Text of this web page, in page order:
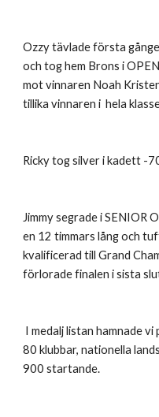
Ozzy tävlade första
och tog hem Brons i
mot vinnaren Noah
tillika vinnaren i hela
Ricky tog silver i kadett -
Jimmy segrade i SENIOR
en 12 timmars lång och
kvalificerad till Grand
förlorade finalen i sista
I medalj listan hamnade
80 klubbar, nationella
900 startande.